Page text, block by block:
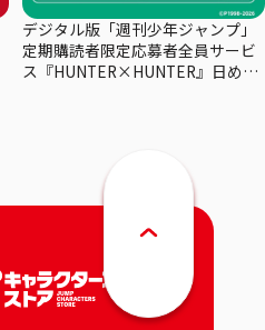
デジタル版「週刊少年ジャンプ」
定期購読者限定応募者全員サービ
ス『HUNTER×HUNTER』日めく